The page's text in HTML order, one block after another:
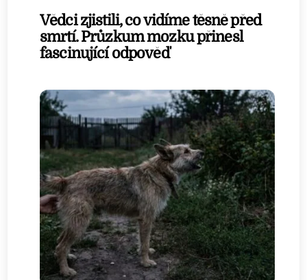
Vědci zjistili, co vidíme těsně před
smrtí. Průzkum mozku přinesl
fascinující odpověď